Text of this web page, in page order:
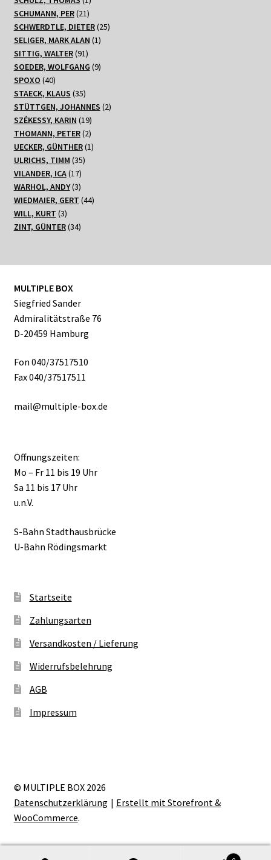
Produkt
SCHUMANN, PER 2121
Produkte
SCHWERDTLE, DIETER 2525
SELIGER, MARK ALAN 11
SITTIG, WALTER 9191
Produkte
SOEDER, WOLFGANG 99
SPOXO 4040
Produkte
STAECK, KLAUS 3535
Produkte
STÜTTGEN, JOHANNES 22
SZÉKESSY, KARIN 1919
Produkte
THOMANN, PETER 22
Produkte
UECKER, GÜNTHER 11
ULRICHS, TIMM 3535
VILANDER, ICA 1717
Produkte
WARHOL, ANDY 33
Produkte
WIEDMAIER, GERT 4444
WILL, KURT 33
Produkte
ZINT, GÜNTER 3434
MULTIPLE BOX
Siegfried Sander
Admiralitätstraße 76
D-20459 Hamburg
Fon 040/37517510
Fax 040/37517511
mail@multiple-box.de
Öffnungszeiten:
Mo – Fr 11 bis 19 Uhr
Sa 11 bis 17 Uhr
u.n.V.
S-Bahn Stadthausbrücke
U-Bahn Rödingsmarkt
Startseite
Zahlungsarten
Versandkosten / Lieferung
Widerrufsbelehrung
AGB
Impressum
© MULTIPLE BOX 2026
Datenschutzerklärung
Erstellt mit Storefront &
WooCommerce.